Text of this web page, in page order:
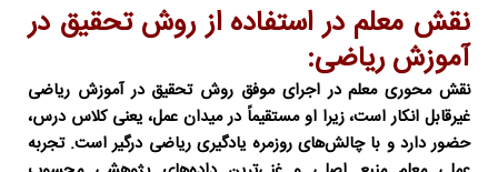
نقش معلم در استفاده از روش تحقیق در
آموزش ریاضی:
نقش محوری معلم در اجرای موفق روش تحقیق در آموزش ریاضی
غیرقابل انکار است، زیرا او مستقیماً در میدان عمل، یعنی کلاس درس،
حضور دارد و با چالش‌های روزمره یادگیری ریاضی درگیر است. تجربه